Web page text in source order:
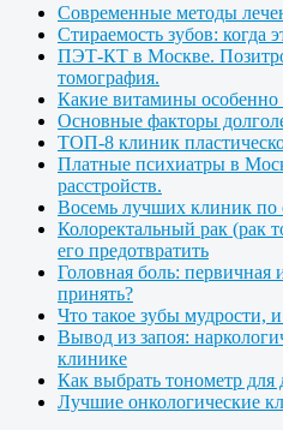
Современные методы
Стираемость зубов: когда
ПЭТ-КТ в Москве.
томография.
Какие витамины
Основные факторы
ТОП-8 клиник
Платные психиатры в
расстройств.
Восемь лучших клиник по
Колоректальный рак (рак
его предотвратить
Головная боль: первичная
принять?
Что такое зубы мудрости,
Вывод из запоя:
клинике
Как выбрать тонометр для
Лучшие онкологические